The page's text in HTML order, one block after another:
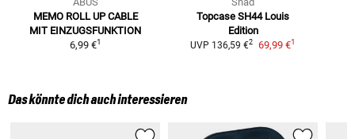
MEMO ROLL UP CABLE
MIT EINZUGSFUNKTION
6,99 €1
Topcase SH44 Louis
Edition
UVP 136,59 €2 69,99 €1
Das könnte dich auch interessieren